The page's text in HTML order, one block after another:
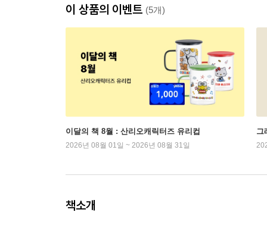
이 상품의 이벤트 (5개)
이달의 책 8월 : 산리오캐릭터즈 유리컵
2026년 08월 01일 ~ 2026년 08월 31일
그
책소개